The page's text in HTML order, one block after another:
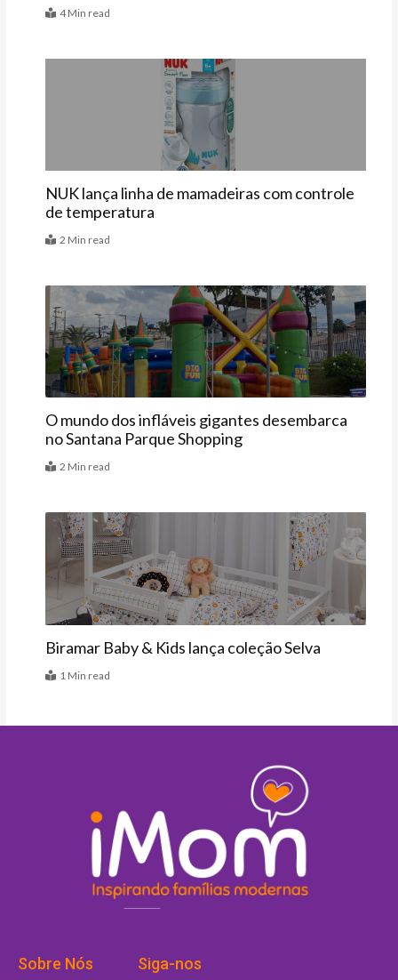
4 Min read
NUK lança linha de mamadeiras com controle
de temperatura
2 Min read
Agenda
O mundo dos infláveis gigantes desembarca
no Santana Parque Shopping
2 Min read
Vitrine
Biramar Baby & Kids lança coleção Selva
1 Min read
Sobre Nós Siga-nos